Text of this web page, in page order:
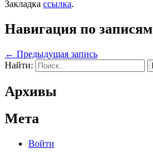
Закладка ссылка.
Навигация по записям
← Предыдущая запись
Найти:
Архивы
Мета
Войти